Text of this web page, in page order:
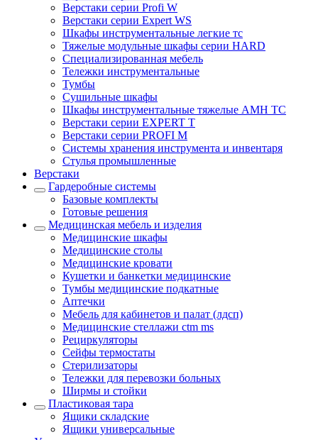
Верстаки серии Profi W
Верстаки серии Expert WS
Шкафы инструментальные легкие тс
Тяжелые модульные шкафы серии HARD
Cпециализированная мебель
Тележки инструментальные
Тумбы
Cушильные шкафы
Шкафы инструментальные тяжелые AMH TC
Верстаки серии EXPERT T
Верстаки серии PROFI M
Системы хранения инструмента и инвентаря
Стулья промышленные
Верстаки
Гардеробные системы
Базовые комплекты
Готовые решения
Медицинская мебель и изделия
Медицинские шкафы
Медицинские столы
Медицинские кровати
Кушетки и банкетки медицинские
Тумбы медицинские подкатные
Аптечки
Мебель для кабинетов и палат (лдсп)
Медицинские стеллажи ctm ms
Рециркуляторы
Сейфы термостаты
Стерилизаторы
Тележки для перевозки больных
Ширмы и стойки
Пластиковая тара
Ящики складские
Ящики универсальные